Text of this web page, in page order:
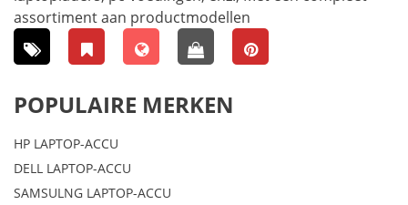
assortiment aan productmodellen
POPULAIRE MERKEN
HP LAPTOP-ACCU
DELL LAPTOP-ACCU
SAMSULNG LAPTOP-ACCU